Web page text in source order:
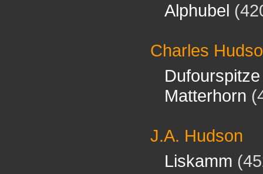
Alphubel
Charles
Dufourspitze
Matterhorn
J.A. Hudson
Liskamm